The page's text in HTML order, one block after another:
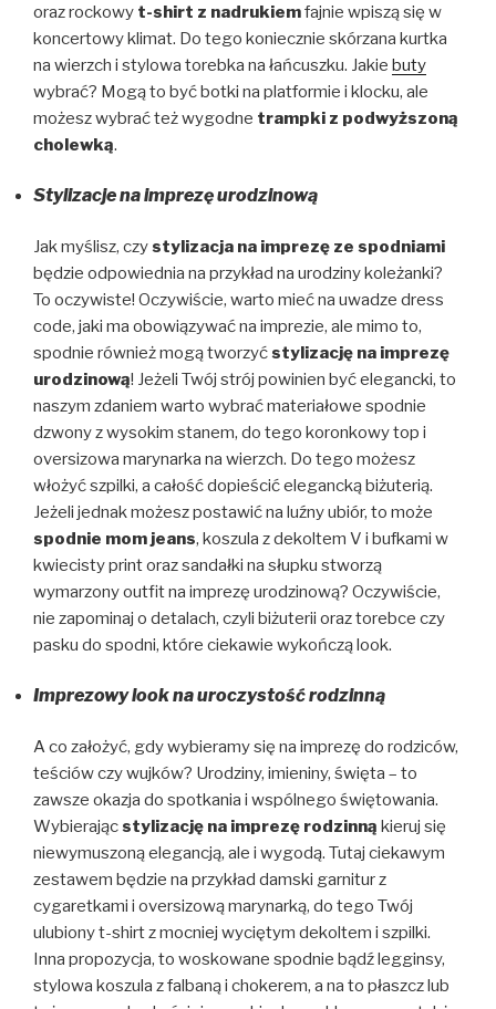
oraz rockowy t-shirt z nadrukiemfajnie wpiszą się w
koncertowy klimat. Do tego koniecznie skórzana kurtka
na wierzch i stylowa torebka na łańcuszku. Jakie buty
wybrać? Mogą to być botki na platformie i klocku, ale
możesz wybrać też wygodne trampki z podwyższoną
cholewką.
Stylizacje na imprezę urodzinową
Jak myślisz, czystylizacja na imprezę ze spodniami
będzie odpowiednia na przykład na urodziny koleżanki?
To oczywiste! Oczywiście, warto mieć na uwadze dress
code, jaki ma obowiązywać na imprezie, ale mimo to,
spodnie również mogą tworzyćstylizację na imprezę
urodzinową! Jeżeli Twój strój powinien być elegancki, to
naszym zdaniem warto wybrać materiałowe spodnie
dzwony z wysokim stanem, do tego koronkowy top i
oversizowa marynarka na wierzch. Do tego możesz
włożyć szpilki, a całość dopieścić elegancką biżuterią.
Jeżeli jednak możesz postawić na luźny ubiór, to może
spodnie mom jeans, koszula z dekoltem V i bufkami w
kwiecisty print oraz sandałki na słupku stworzą
wymarzony outfit na imprezę urodzinową? Oczywiście,
nie zapominaj o detalach, czyli biżuterii oraz torebce czy
pasku do spodni, które ciekawie wykończą look.
Imprezowy look na uroczystość rodzinną
A co założyć, gdy wybieramy się na imprezę do rodziców,
teściów czy wujków? Urodziny, imieniny, święta – to
zawsze okazja do spotkania i wspólnego świętowania.
Wybierającstylizację na imprezę rodzinną kieruj się
niewymuszoną elegancją, ale i wygodą. Tutaj ciekawym
zestawem będzie na przykład damski garnitur z
cygaretkami i oversizową marynarką, do tego Twój
ulubiony t-shirt z mocniej wyciętym dekoltem i szpilki.
Inna propozycja, to woskowane spodnie bądź legginsy,
stylowa koszula z falbaną i chokerem, a na to płaszcz lub